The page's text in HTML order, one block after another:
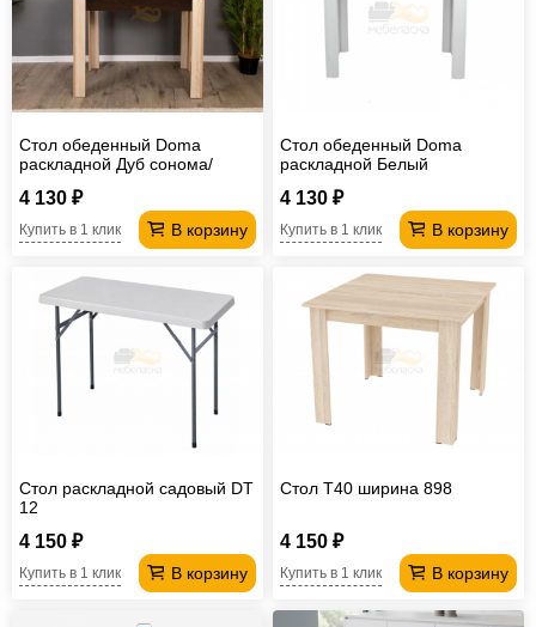
Стол обеденный Doma
раскладной Дуб сонома/
4 130 ₽
В корзину
Купить в 1 клик
Стол обеденный Doma
раскладной Белый
4 130 ₽
В корзину
Купить в 1 клик
Стол раскладной садовый DT
12
4 150 ₽
В корзину
Купить в 1 клик
Стол T40 ширина 898
4 150 ₽
В корзину
Купить в 1 клик